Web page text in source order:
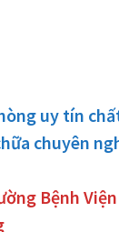
uy tín
chuyên
Bệnh